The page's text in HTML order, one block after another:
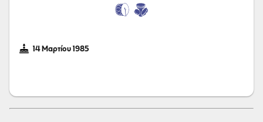
14 Μαρτίου 1985